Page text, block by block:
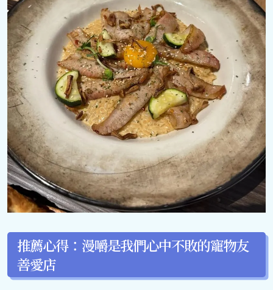
推薦心得：漫嚼是我們心中不敗的寵物友
善愛店